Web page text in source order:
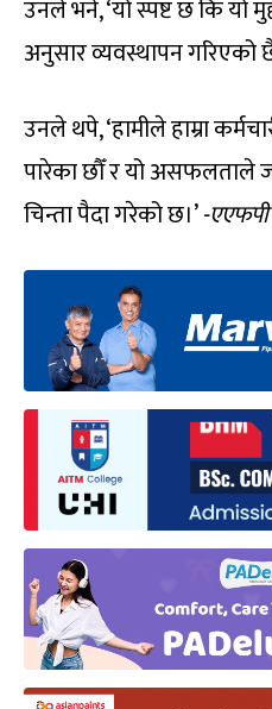
उनले भने, ‘यो स्पष्ट छ कि यो
अनुसार व्यवस्थापन गरिएको
उनले थपे, ‘हामीले हाम्रा
पारेका छौँ र यो असफलताले
चिन्ता पैदा गरेको छ।’-एएफपी